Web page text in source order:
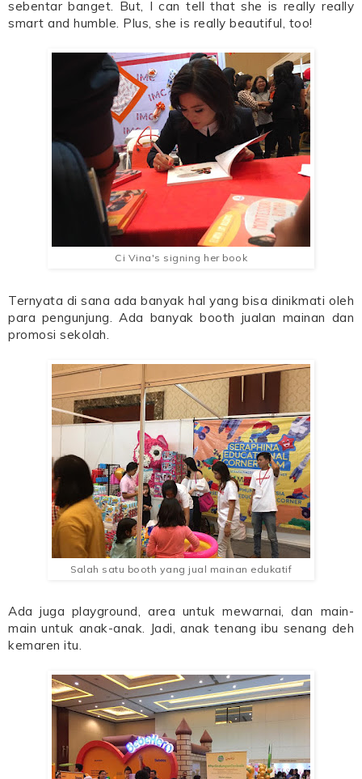
sebentar banget. But, I can tell that she is really really
smart and humble. Plus, she is really beautiful, too!
Ci Vina's signing her book
Ternyata di sana ada banyak hal yang bisa dinikmati oleh
para pengunjung. Ada banyak booth jualan mainan dan
promosi sekolah.
Salah satu booth yang jual mainan edukatif
Ada juga playground, area untuk mewarnai, dan main-
main untuk anak-anak. Jadi, anak tenang ibu senang deh
kemaren itu.